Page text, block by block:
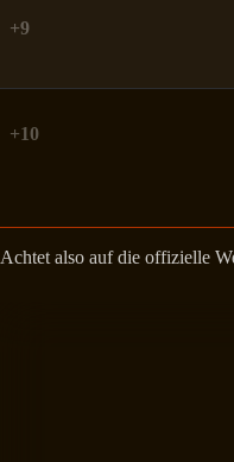
+9
+10
Achtet also auf die offizielle